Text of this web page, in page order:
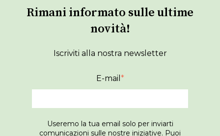
Rimani informato sulle ultime
novità!
Iscriviti alla nostra newsletter
E-mail *
Useremo la tua email solo per inviarti
comunicazioni sulle nostre iniziative. Puoi